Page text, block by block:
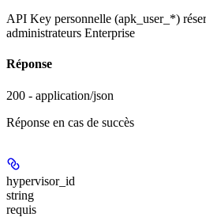
API Key personnelle (apk_user_*)
administrateurs Enterprise
Réponse
200 - application/json
Réponse en cas de succès
hypervisor_id
string
requis